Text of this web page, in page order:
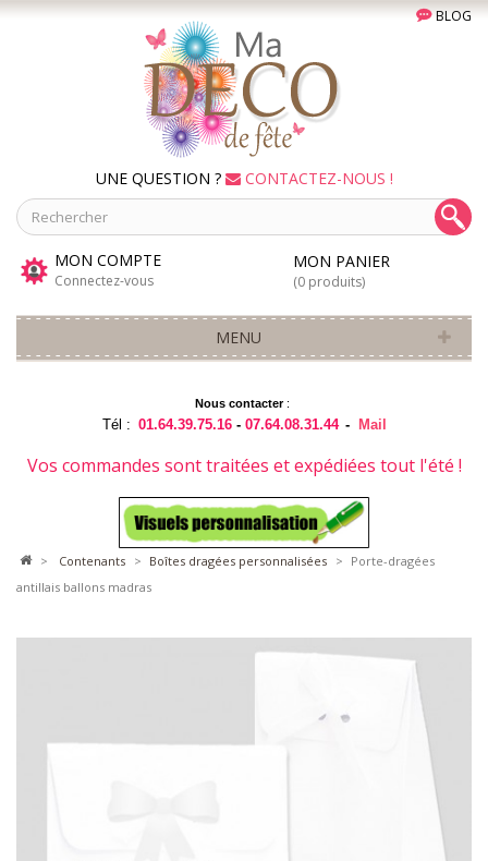
BLOG
UNE QUESTION ? CONTACTEZ-NOUS !
MON COMPTE
Connectez-vous
MON PANIER
(0 produits)
MENU
Nous contacter:
Tél : 01.64.39.75.16 -07.64.08.31.44 - Mail
Vos commandes sont traitées et expédiées tout l'été !
> contenants > boîtes dragées personnalisées > Porte-dragées
antillais ballons madras